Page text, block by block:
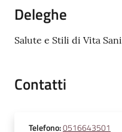
Deleghe
Salute e Stili di Vita Sani
Contatti
Telefono:0516643501